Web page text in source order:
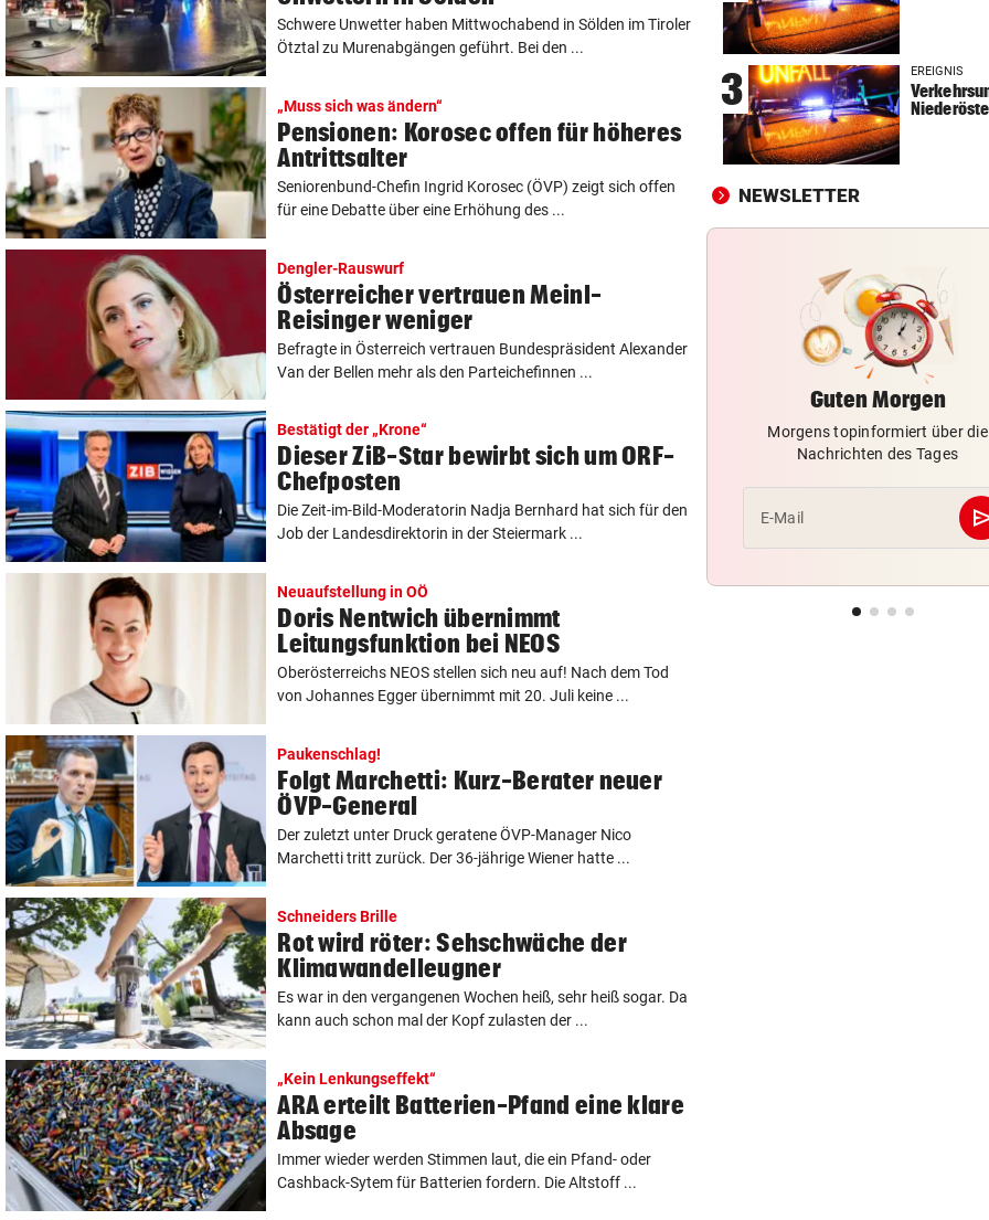
Schwere Unwetter haben Mittwochabend in Sölden im Tiroler
Ötztal zu Murenabgängen geführt. Bei den ...
„Muss sich was ändern“
Pensionen: Korosec offen für höheres
Antrittsalter
Seniorenbund-Chefin Ingrid Korosec (ÖVP) zeigt sich offen
für eine Debatte über eine Erhöhung des ...
Dengler-Rauswurf
Österreicher vertrauen Meinl-
Reisinger weniger
Befragte in Österreich vertrauen Bundespräsident Alexander
Van der Bellen mehr als den Parteichefinnen ...
Bestätigt der „Krone“
Dieser ZiB-Star bewirbt sich um ORF-
Chefposten
Die Zeit-im-Bild-Moderatorin Nadja Bernhard hat sich für den
Job der Landesdirektorin in der Steiermark ...
Neuaufstellung in OÖ
Doris Nentwich übernimmt
Leitungsfunktion bei NEOS
Oberösterreichs NEOS stellen sich neu auf! Nach dem Tod
von Johannes Egger übernimmt mit 20. Juli keine ...
Paukenschlag!
Folgt Marchetti: Kurz-Berater neuer
ÖVP-General
Der zuletzt unter Druck geratene ÖVP-Manager Nico
Marchetti tritt zurück. Der 36-jährige Wiener hatte ...
Schneiders Brille
Rot wird röter: Sehschwäche der
Klimawandelleugner
Es war in den vergangenen Wochen heiß, sehr heiß sogar. Da
kann auch schon mal der Kopf zulasten der ...
„Kein Lenkungseffekt“
ARA erteilt Batterien-Pfand eine klare
Absage
Immer wieder werden Stimmen laut, die ein Pfand- oder
Cashback-Sytem für Batterien fordern. Die Altstoff ...
KEIN ARSENAL-WECHSEL
Vinicius Jr. verlängert bei
Madrid bis 2032
UKRAINISCHER ANGRIFF?
Vor Oman havarierter Tanker:
„VERSTEHE ICH NICHT“ vor
Morddrohungen aus
3 EREIGNIS
NEWSLETTER
Guten Morgen
Morgens topinformiert über die
Nachrichten des Tages
E-Mail